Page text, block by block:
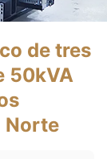
de tres
50kVA
Norte